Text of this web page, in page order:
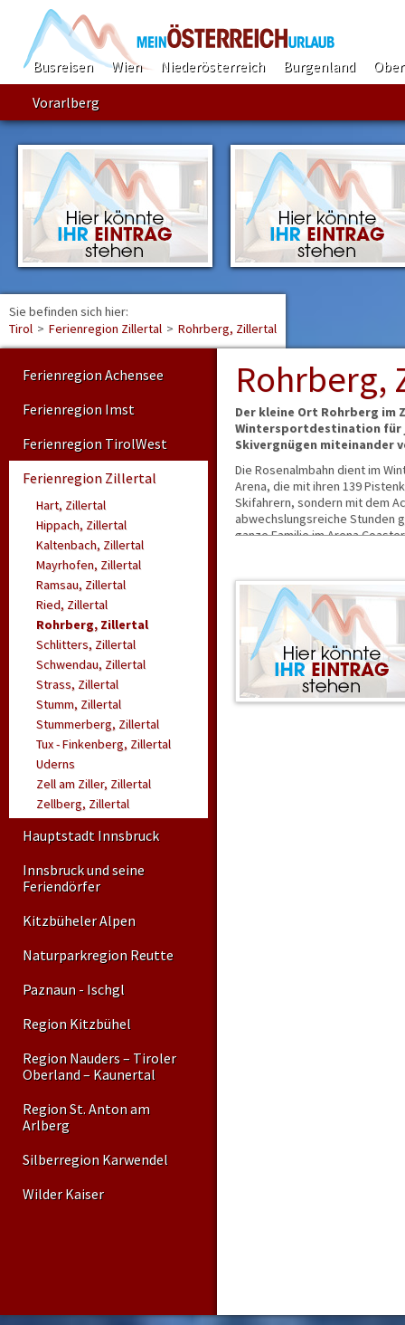
Busreisen Wien Niederösterreich Burgenland
Vorarlberg
Sie befinden sich hier:
Tirol > Ferienregion Zillertal > Rohrberg, Zillertal
Ferienregion Achensee
Ferienregion Imst
Ferienregion TirolWest
Ferienregion Zillertal
Hart, Zillertal
Hippach, Zillertal
Kaltenbach, Zillertal
Mayrhofen, Zillertal
Ramsau, Zillertal
Ried, Zillertal
Rohrberg, Zillertal
Schlitters, Zillertal
Schwendau, Zillertal
Strass, Zillertal
Stumm, Zillertal
Stummerberg, Zillertal
Tux - Finkenberg, Zillertal
Uderns
Zell am Ziller, Zillertal
Zellberg, Zillertal
Hauptstadt Innsbruck
Innsbruck und seine
Feriendörfer
Kitzbüheler Alpen
Naturparkregion Reutte
Paznaun - Ischgl
Region Kitzbühel
Region Nauders – Tiroler
Oberland – Kaunertal
Region St. Anton am
Arlberg
Silberregion Karwendel
Wilder Kaiser
Rohrberg,
Der kleine Ort Rohrberg im
Wintersportdestination für
Skivergnügen miteinander
Die Rosenalmbahn dient im
Arena, die mit ihren 139
Skifahrern, sondern mit dem
abwechslungsreiche Stunden
ganze Familie im Arena
auf denen Sie die Schönheit